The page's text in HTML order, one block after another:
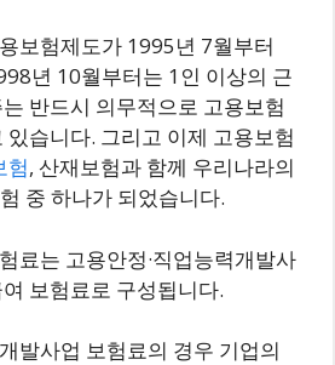
보험제도가 1995년 7월부터
년 10월부터는 1인 이상의 근
반드시 의무적으로 고용보험
습니다. 그리고 이제 고용보험
험, 산재보험과 함께 우리나라의
중 하나가 되었습니다.
료는 고용안정·직업능력개발사
보험료로 구성됩니다.
발사업 보험료의 경우 기업의